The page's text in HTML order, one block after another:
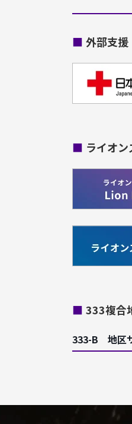
■ 外部支援
■ ライオ
■ 333複合
333-B 地区